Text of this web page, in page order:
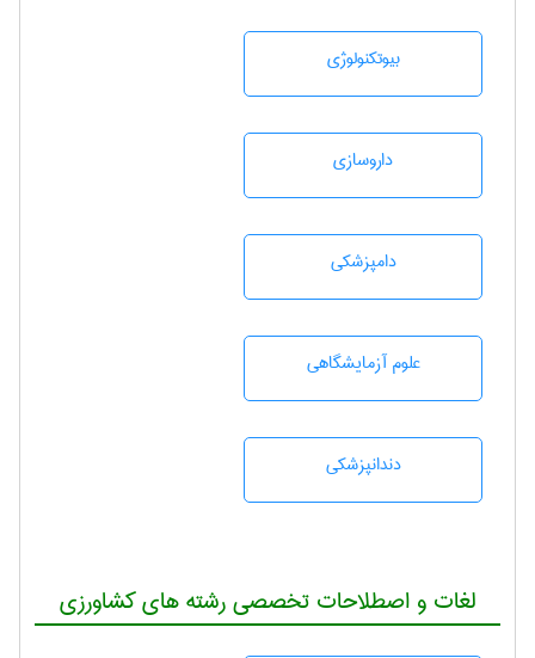
بيوتكنولوژی
داروسازی
دامپزشكی
علوم آزمايشگاهی
دندانپزشكی
لغات و اصطلاحات تخصصی رشته های کشاورزی